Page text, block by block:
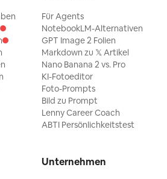
Für Agents
NotebookLM-Alternativen
GPT Image 2 Folien
Markdown zu 𝕏 Artikel
Nano Banana 2 vs. Pro
KI-Fotoeditor
Foto-Prompts
Bild zu Prompt
Lenny Career Coach
ABTI Persönlichkeitstest
Unternehmen